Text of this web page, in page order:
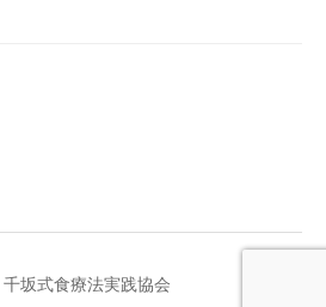
千坂式食療法実践協会